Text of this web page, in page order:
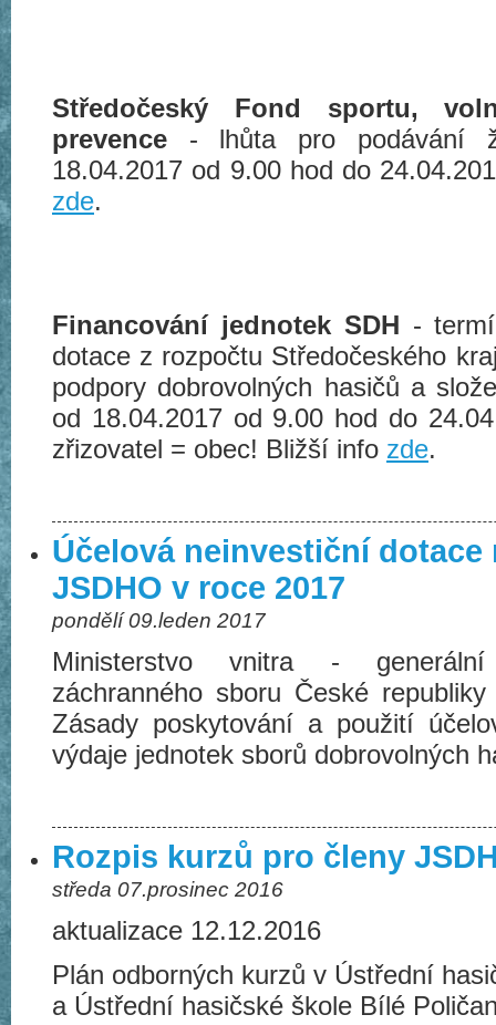
Středočeský Fond sportu,
prevence - lhůta pro podávání
18.04.2017 od 9.00 hod do
zde.
Financování jednotek SDH -
dotace z rozpočtu Středočeského
podpory dobrovolných hasičů a
od 18.04.2017 od 9.00 hod do
zřizovatel = obec! Bližší info zde.
Účelová neinvestiční dotace
JSDHO v roce 2017
pondělí 09.leden 2017
Ministerstvo vnitra - generální
záchranného sboru České
Zásady poskytování a použití
výdaje jednotek sborů dobrovolných
Rozpis kurzů pro členy
středa 07.prosinec 2016
aktualizace 12.12.2016
Plán odborných kurzů v Ústřední
a Ústřední hasičské škole Bílé